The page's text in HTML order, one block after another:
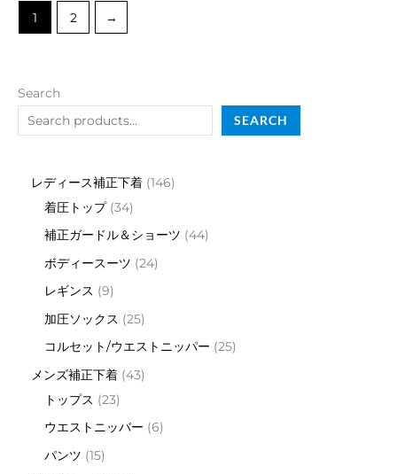
Search
SEARCH
レディース補正下着 146
着圧トップ 34
補正ガードル＆ショーツ 44
ボディースーツ 24
レギンス
9
加圧ソックス
25
コルセット/ウエストニッパー 25
メンズ補正下着 43
トップス
23
ウエストニッバー 6
パンツ 15
1 2 →